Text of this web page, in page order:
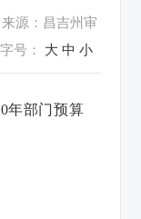
来源：昌吉州审
号： 大 中 小
年部门预算